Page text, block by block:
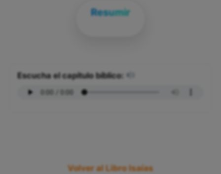
Resumir
Escucha el capítulo bíblico:
Volver al Libro Isaías